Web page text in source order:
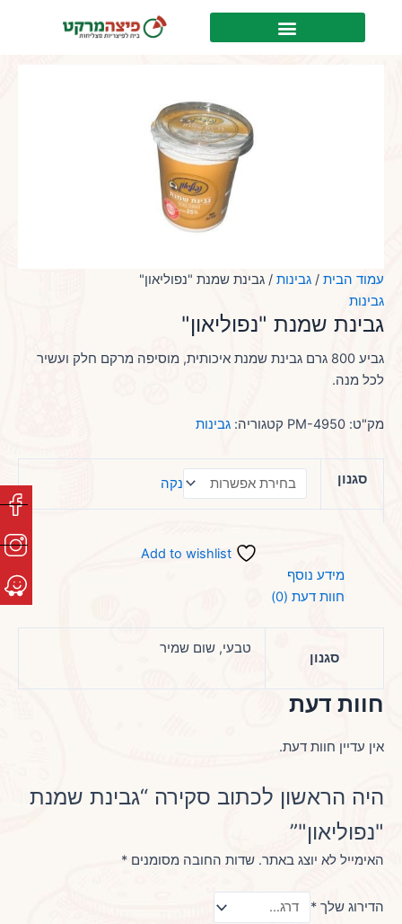
עמוד הבית / גבינות / גבינת שמנת "נפוליאון"
גבינות
גבינת שמנת "נפוליאון"
גביע 800 גרם גבינת שמנת איכותית, מוסיפה מרקם חלק ועשיר
לכל מנה.
מק"ט: PM-4950 קטגוריה: גבינות
סגנון נקה
כמות
Add to wishlist
מידע נוסף
חוות דעת (0)
סגנון
טבעי, שום שמיר
חוות דעת
אין עדיין חוות דעת.
היה הראשון לכתוב סקירה “גבינת שמנת
"נפוליאון"”
האימייל לא יוצג באתר. שדות החובה מסומנים *
הדירוג שלך *